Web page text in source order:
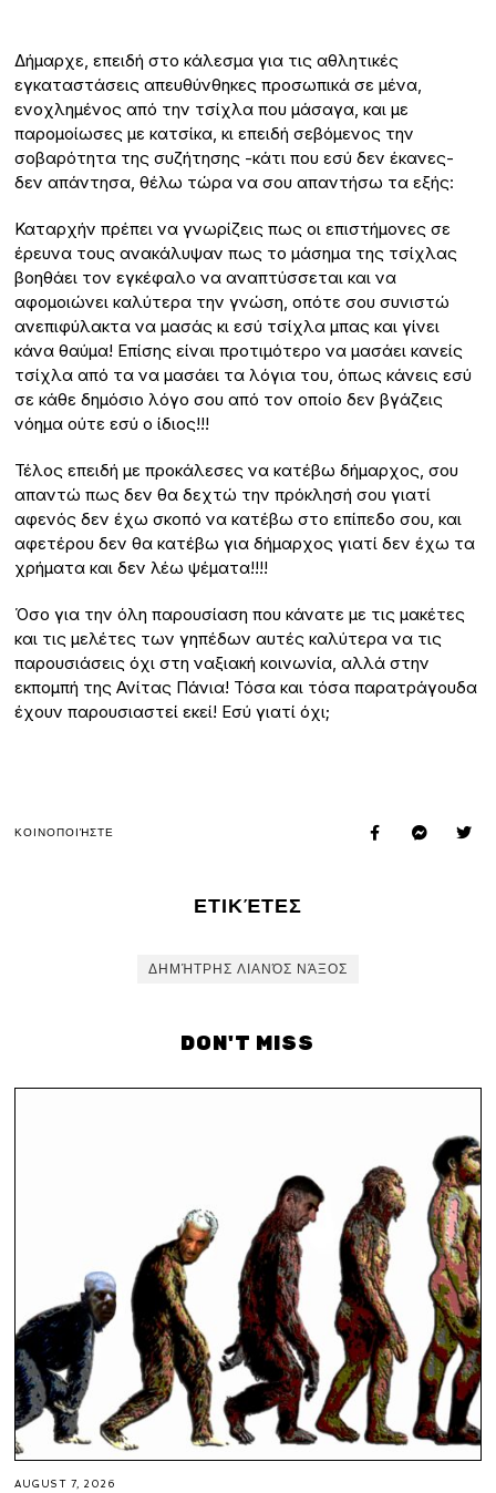
Δήμαρχε, επειδή στο κάλεσμα για τις αθλητικές
εγκαταστάσεις απευθύνθηκες προσωπικά σε μένα,
ενοχλημένος από την τσίχλα που μάσαγα, και με
παρομοίωσες με κατσίκα, κι επειδή σεβόμενος την
σοβαρότητα της συζήτησης -κάτι που εσύ δεν έκανες-
δεν απάντησα, θέλω τώρα να σου απαντήσω τα εξής:
Καταρχήν πρέπει να γνωρίζεις πως οι επιστήμονες σε
έρευνα τους ανακάλυψαν πως το μάσημα της τσίχλας
βοηθάει τον εγκέφαλο να αναπτύσσεται και να
αφομοιώνει καλύτερα την γνώση, οπότε σου συνιστώ
ανεπιφύλακτα να μασάς κι εσύ τσίχλα μπας και γίνει
κάνα θαύμα! Επίσης είναι προτιμότερο να μασάει κανείς
τσίχλα από τα να μασάει τα λόγια του, όπως κάνεις εσύ
σε κάθε δημόσιο λόγο σου από τον οποίο δεν βγάζεις
νόημα ούτε εσύ ο ίδιος!!!
Τέλος επειδή με προκάλεσες να κατέβω δήμαρχος, σου
απαντώ πως δεν θα δεχτώ την πρόκλησή σου γιατί
αφενός δεν έχω σκοπό να κατέβω στο επίπεδο σου, και
αφετέρου δεν θα κατέβω για δήμαρχος γιατί δεν έχω τα
χρήματα και δεν λέω ψέματα!!!!
Όσο για την όλη παρουσίαση που κάνατε με τις μακέτες
και τις μελέτες των γηπέδων αυτές καλύτερα να τις
παρουσιάσεις όχι στη ναξιακή κοινωνία, αλλά στην
εκπομπή της Ανίτας Πάνια! Τόσα και τόσα παρατράγουδα
έχουν παρουσιαστεί εκεί! Εσύ γιατί όχι;
ΚΟΙΝΟΠΟΙΉΣΤΕ
ΕΤΙΚΈΤΕΣ
ΔΗΜΉΤΡΗΣ ΛΙΑΝΌΣ ΝΆΞΟΣ
DON'T MISS
AUGUST 7, 2026